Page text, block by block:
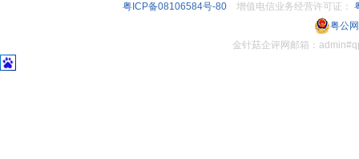
粤ICP备08106584号-80增值电信业务经营许可证：
粤公
金针菇企评网邮箱：